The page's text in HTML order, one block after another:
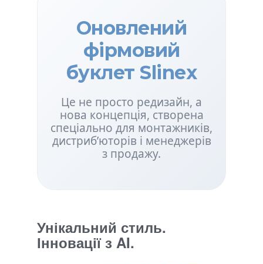
Оновлений
фірмовий
буклет Slinex
Це не просто редизайн, а
нова концепція, створена
спеціально для монтажників,
дистриб’юторів і менеджерів
з продажу.
Унікальний стиль.
Інновації з AI.